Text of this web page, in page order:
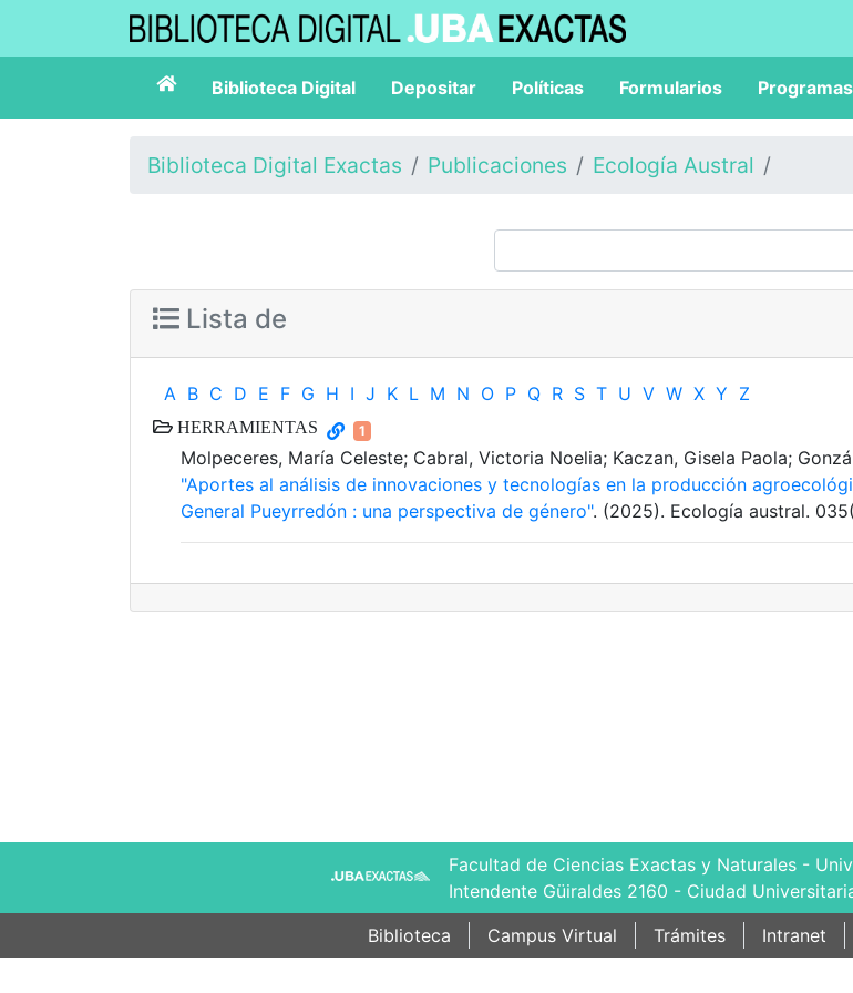
Biblioteca Digital Depositar Políticas Formularios
Biblioteca Digital Exactas Publicaciones Ecología Austral
Lista de
A B C D E F G H I J K L M N O P Q R S T U V W X Y Z
HERRAMIENTAS 1
Molpeceres, María Celeste; Cabral, Victoria Noelia; Kaczan, Gisela Paola;
"Aportes al análisis de innovaciones y tecnologías en la producción
General Pueyrredón : una perspectiva de género". (2025). Ecología austral.
Facultad de Ciencias Exactas y Naturales -
Intendente Güiraldes 2160 - Ciudad
Biblioteca
Campus Virtual Trámites Intranet